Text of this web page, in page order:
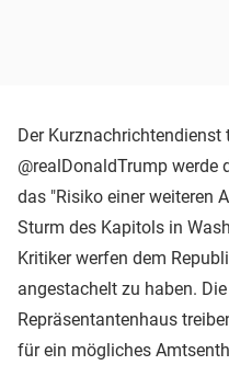
Der
@realDonaldTrump werde
das "Risiko einer weiteren
Sturm des Kapitols in
Kritiker werfen dem
angestachelt zu haben.
Repräsentantenhaus
für ein mögliches